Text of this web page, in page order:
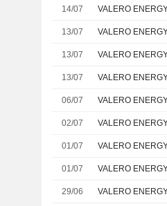
14/07 VALERO
13/07 VALERO
13/07 VALERO
13/07 VALERO
06/07
02/07
01/07 VALERO
01/07
29/06